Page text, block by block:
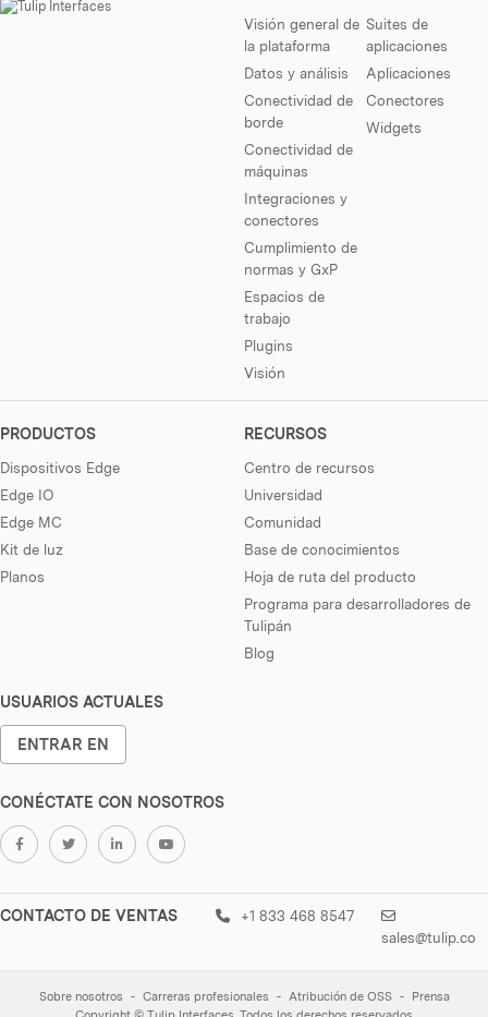
Visión general de
la plataforma
Datos y análisis
Conectividad de
borde
Conectividad de
máquinas
Integraciones y
conectores
Cumplimiento de
normas y GxP
Espacios de
trabajo
Plugins
Visión
Suites de
aplicaciones
Aplicaciones
Conectores
Widgets
PRODUCTOS
Dispositivos Edge
Edge IO
Edge MC
Kit de luz
Planos
RECURSOS
Centro de recursos
Universidad
Comunidad
Base de conocimientos
Hoja de ruta del producto
Programa para desarrolladores de
Tulipán
Blog
USUARIOS ACTUALES
ENTRAR EN
CONÉCTATE CON NOSOTROS
CONTACTO DE VENTAS
+1 833 468 8547
sales@tulip.co
Sobre nosotros Carreras profesionales Atribución de OSS
Prensa